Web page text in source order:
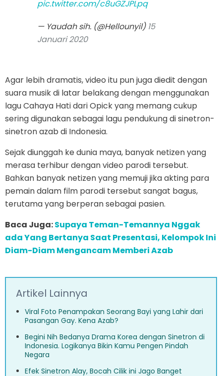
pic.twitter.com/c8uGZJPLpq
— Yaudah sih. (@Hellounyil) 15
Januari 2020
Agar lebih dramatis, video itu pun juga diedit dengan
suara musik di latar belakang dengan menggunakan
lagu Cahaya Hati dari Opick yang memang cukup
sering digunakan sebagai lagu pendukung di sinetron-
sinetron azab di Indonesia.
Sejak diunggah ke dunia maya, banyak netizen yang
merasa terhibur dengan video parodi tersebut.
Bahkan banyak netizen yang memuji jika akting para
pemain dalam film parodi tersebut sangat bagus,
terutama yang berperan sebagai pasien.
Baca Juga:Supaya Teman-Temannya Nggak
ada Yang Bertanya Saat Presentasi, Kelompok Ini
Diam-Diam Mengancam Memberi Azab
Artikel Lainnya
Viral Foto Penampakan Seorang Bayi yang Lahir dari
Pasangan Gay. Kena Azab?
Begini Nih Bedanya Drama Korea dengan Sinetron di
Indonesia. Logikanya Bikin Kamu Pengen Pindah
Negara
Efek Sinetron Alay, Bocah Cilik ini Jago Banget